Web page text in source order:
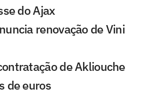
do Ajax
renovação de Vini
de Akliouche
de euros